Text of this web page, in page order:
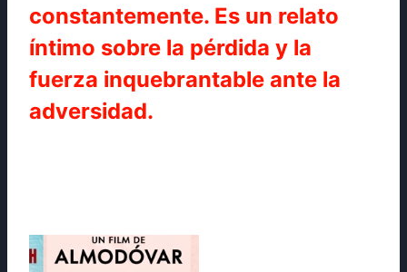
constantemente. Es un relato
íntimo sobre la pérdida y la
fuerza inquebrantable ante la
adversidad.